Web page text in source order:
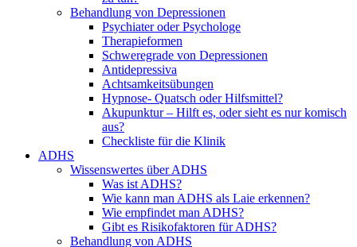
Behandlung von Depressionen
Psychiater oder Psychologe
Therapieformen
Schweregrade von Depressionen
Antidepressiva
Achtsamkeitsübungen
Hypnose- Quatsch oder Hilfsmittel?
Akupunktur – Hilft es, oder sieht es nur komisch
aus?
Checkliste für die Klinik
ADHS
Wissenswertes über ADHS
Was ist ADHS?
Wie kann man ADHS als Laie erkennen?
Wie empfindet man ADHS?
Gibt es Risikofaktoren für ADHS?
Behandlung von ADHS